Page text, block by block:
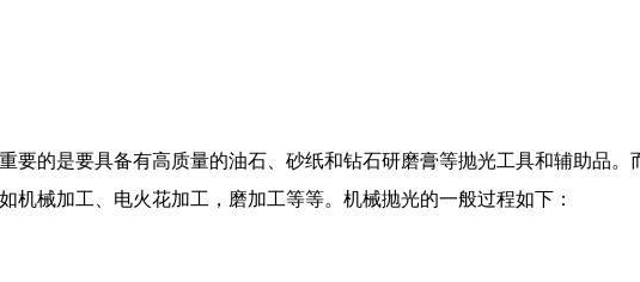
要的是要具备有高质量的油石、砂纸和钻石研磨膏等抛光工具和辅助品。
机械加工、电火花加工，磨加工等等。机械抛光的一般过程如下：